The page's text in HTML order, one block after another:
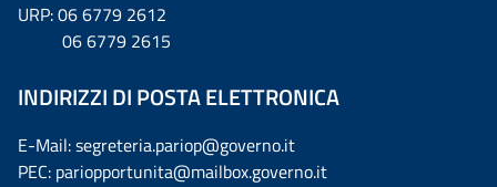
URP: 06 6779 2612
06 6779 2615
INDIRIZZI DI POSTA ELETTRONICA
E-Mail: segreteria.pariop@governo.it
PEC: pariopportunita@mailbox.governo.it